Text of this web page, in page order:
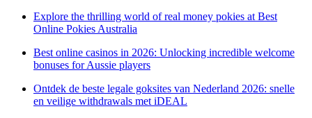
Explore the thrilling world of real money pokies at Best
Online Pokies Australia
Best online casinos in 2026: Unlocking incredible welcome
bonuses for Aussie players
Ontdek de beste legale goksites van Nederland 2026: snelle
en veilige withdrawals met iDEAL